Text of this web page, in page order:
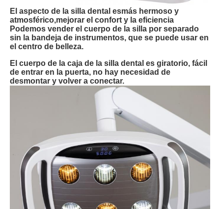
El aspecto de la silla dental esmás hermoso y
atmosférico,mejorar el confort y la eficiencia
Podemos vender el cuerpo de la silla por separado
sin la bandeja de instrumentos, que se puede usar en
el centro de belleza.
El cuerpo de la caja de la silla dental es giratorio, fácil
de entrar en la puerta, no hay necesidad de
desmontar y volver a conectar.